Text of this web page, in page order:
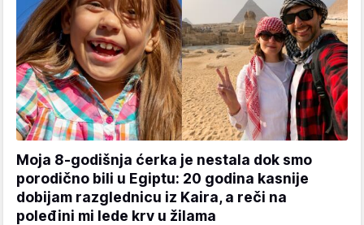
Moja 8-godišnja ćerka je nestala dok smo
porodično bili u Egiptu: 20 godina kasnije
dobijam razglednicu iz Kaira, a reči na
poleđini mi lede krv u žilama